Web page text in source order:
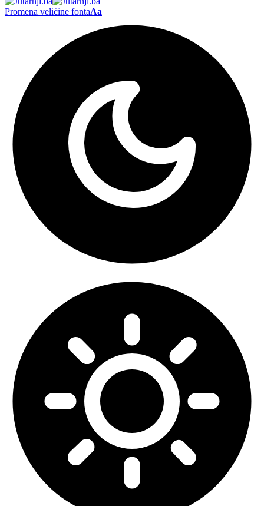
Promena veličine fontaAa